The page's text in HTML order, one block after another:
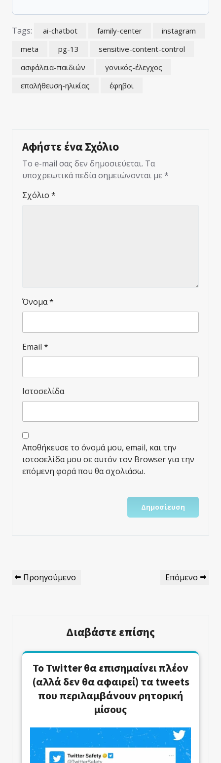
Tags: ai-chatbot family-center
instagram
meta
pg-13
sensitive-content-control
ασφάλεια-παιδιών
γονικός-έλεγχος
επαλήθευση-ηλικίας
έφηβοι
Αφήστε ένα Σχόλιο
Το e-mail σας δεν δημοσιεύεται. Τα
υποχρεωτικά πεδία σημειώνονται με *
Σχόλιο *
Όνομα*
Email *
Ιστοσελίδα
Αποθήκευσε το όνομά μου, email, και την
ιστοσελίδα μου σε αυτόν τον Browser για την
επόμενη φορά που θα σχολιάσω.
Πλοήγηση
Άρθρων
Προηγούμενο
Προηγούμενο
Επόμενο
Επόμενο
Διαβάστε επίσης
Το Twitter θα επισημαίνει πλέον
(αλλά δεν θα αφαιρεί) τα tweets
που περιλαμβάνουν ρητορική
μίσους